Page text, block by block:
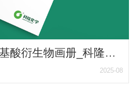
高纯化学品与氨基酸衍生物画册_科隆化学旗下品牌KNOWLES诺尔施产品目录手册
2025-08